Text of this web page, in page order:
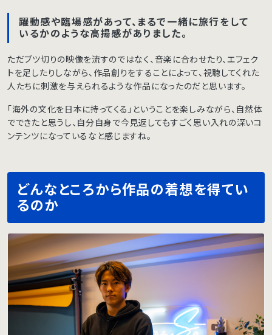
躍動感や臨場感があって、まるで一緒に旅行をして
いるかのような高揚感がありました。
ただブツ切りの映像を流すのではなく、音楽に合わせたり、エフェク
トを足したりしながら、作品創りをすることによって、視聴してくれた
人たちに刺激を与えられるような作品になったのだと思います。
「海外の文化を日本に持ってくる」ということを楽しみながら、自然体
でできたと思うし、自分自身で今見返してもすごく思い入れの深いコ
ンテンツになっているなと感じますね。
どんなところから作品の着想を得てい
るのか